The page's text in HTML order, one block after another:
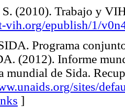
S. (2010). Trabajo y
vih.org/epublish/1/
Programa
(2012). Informe
mundial de Sida.
sites/
]